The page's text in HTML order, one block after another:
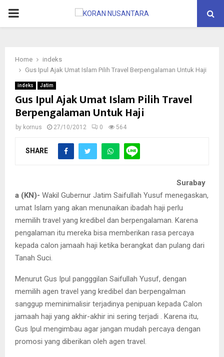
PRIMARY
Home
indeks
Gus Ipul Ajak Umat Islam Pilih Travel Berpengalaman Untuk Haji
indeks Jatim
Gus Ipul Ajak Umat Islam Pilih Travel
Berpengalaman Untuk Haji
by kornus 27/10/2012 0 564
SHARE
Surabay
a (KN)- Wakil Gubernur Jatim Saifullah Yusuf menegaskan,
umat Islam yang akan menunaikan ibadah haji perlu
memilih travel yang kredibel dan berpengalaman. Karena
pengalaman itu mereka bisa memberikan rasa percaya
kepada calon jamaah haji ketika berangkat dan pulang dari
Tanah Suci.
Menurut Gus Ipul pangggilan Saifullah Yusuf, dengan
memilih agen travel yang kredibel dan berpengalman
sanggup meminimalisir terjadinya penipuan kepada Calon
jamaah haji yang akhir-akhir ini sering terjadi . Karena itu,
Gus Ipul mengimbau agar jangan mudah percaya dengan
promosi yang diberikan oleh agen travel.